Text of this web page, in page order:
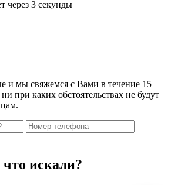
через 3 секунды
и мы свяжемся с Вами в течение 15
при каких обстоятельствах не будут
искали?